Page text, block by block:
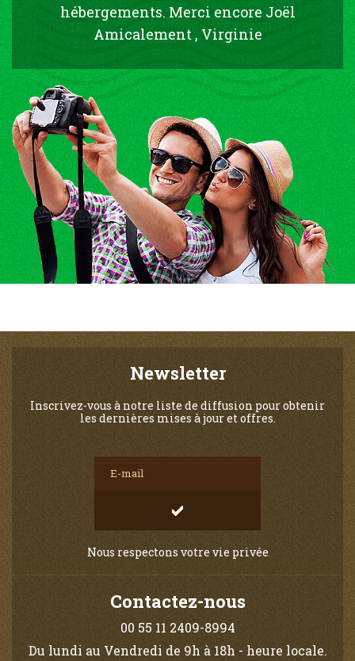
hébergements. Merci encore Joël
Amicalement , Virginie
Newsletter
Inscrivez-vous à notre liste de diffusion pour obtenir
les dernières mises à jour et offres.
Nous respectons votre vie privée
Contactez-nous
00 55 11 2409-8994
Du lundi au Vendredi de 9h à 18h - heure locale.